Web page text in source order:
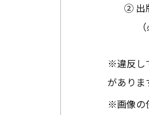
② 出
※違反し
がありま
※画像の